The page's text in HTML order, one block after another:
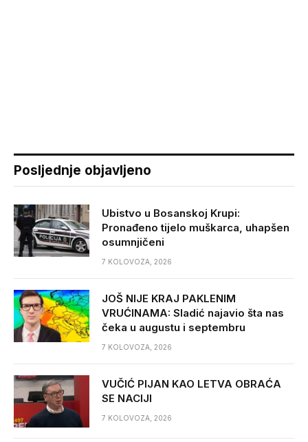
Posljednje objavljeno
Ubistvo u Bosanskoj Krupi:
Pronađeno tijelo muškarca, uhapšen
osumnjičeni
7 KOLOVOZA, 2026
JOŠ NIJE KRAJ PAKLENIM
VRUĆINAMA: Sladić najavio šta nas
čeka u augustu i septembru
7 KOLOVOZA, 2026
VUČIĆ PIJAN KAO LETVA OBRAĆA
SE NACIJI
7 KOLOVOZA, 2026